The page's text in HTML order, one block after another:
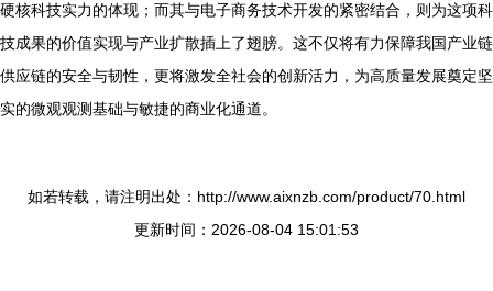
硬核科技实力的体现；而其与电子商务技术开发的紧密结合，则为这项科
技成果的价值实现与产业扩散插上了翅膀。这不仅将有力保障我国产业链
供应链的安全与韧性，更将激发全社会的创新活力，为高质量发展奠定坚
实的微观观测基础与敏捷的商业化通道。
如若转载，请注明出处：http://www.aixnzb.com/product/70.html
更新时间：2026-08-04 15:01:53